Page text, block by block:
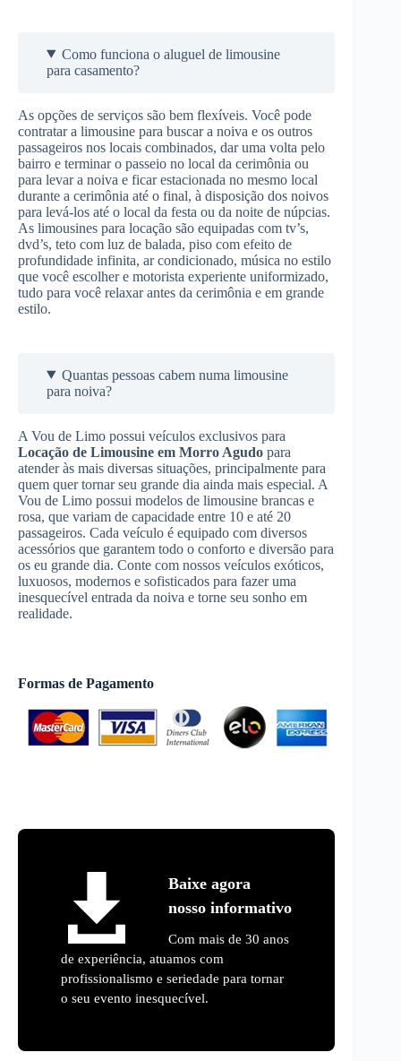
Como funciona o aluguel de limousine
para casamento?
As opções de serviços são bem flexíveis. Você pode
contratar a limousine para buscar a noiva e os outros
passageiros nos locais combinados, dar uma volta pelo
bairro e terminar o passeio no local da cerimônia ou
para levar a noiva e ficar estacionada no mesmo local
durante a cerimônia até o final, à disposição dos noivos
para levá-los até o local da festa ou da noite de núpcias.
As limousines para locação são equipadas com tv’s,
dvd’s, teto com luz de balada, piso com efeito de
profundidade infinita, ar condicionado, música no estilo
que você escolher e motorista experiente uniformizado,
tudo para você relaxar antes da cerimônia e em grande
estilo.
Quantas pessoas cabem numa limousine
para noiva?
A Vou de Limo possui veículos exclusivos para
Locação de Limousine em Morro Agudo para
atender às mais diversas situações, principalmente para
quem quer tornar seu grande dia ainda mais especial. A
Vou de Limo possui modelos de limousine brancas e
rosa, que variam de capacidade entre 10 e até 20
passageiros. Cada veículo é equipado com diversos
acessórios que garantem todo o conforto e diversão para
os eu grande dia. Conte com nossos veículos exóticos,
luxuosos, modernos e sofisticados para fazer uma
inesquecível entrada da noiva e torne seu sonho em
realidade.
Formas de Pagamento
Baixe agora
nosso informativo
Com mais de 30 anos
de experiência, atuamos com
profissionalismo e seriedade para tornar
o seu evento inesquecível.